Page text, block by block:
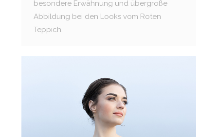
besondere Erwähnung und übergroße
Abbildung bei den Looks vom Roten
Teppich.